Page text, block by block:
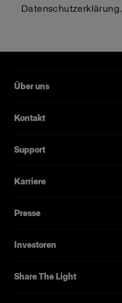
Datenschutzerklärung.
Über uns
Kontakt
Support
Karriere
Presse
Investoren
Share The Light